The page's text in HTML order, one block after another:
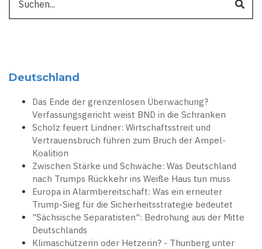
Deutschland
Das Ende der grenzenlosen Überwachung?
Verfassungsgericht weist BND in die Schranken
Scholz feuert Lindner: Wirtschaftsstreit und
Vertrauensbruch führen zum Bruch der Ampel-
Koalition
Zwischen Stärke und Schwäche: Was Deutschland
nach Trumps Rückkehr ins Weiße Haus tun muss
Europa in Alarmbereitschaft: Was ein erneuter
Trump-Sieg für die Sicherheitsstrategie bedeutet
"Sächsische Separatisten": Bedrohung aus der Mitte
Deutschlands
Klimaschützerin oder Hetzerin? - Thunberg unter